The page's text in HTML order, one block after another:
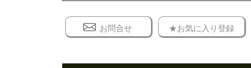
お問合せ ★お気に入り登録